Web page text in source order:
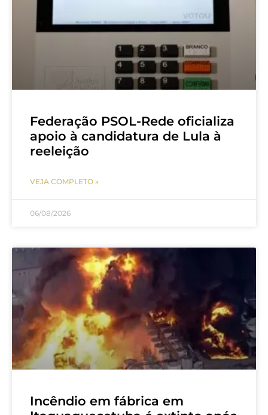
Federação PSOL-Rede oficializa
apoio à candidatura de Lula à
reeleição
VEJA COMPLETO »
06/08/2026
Incêndio em fábrica em